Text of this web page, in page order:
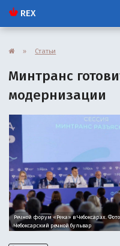
REX
» Статьи
Минтранс
модернизации
Речной форум «Река» в Чебоксарах.
Чебоксарский речной бульвар